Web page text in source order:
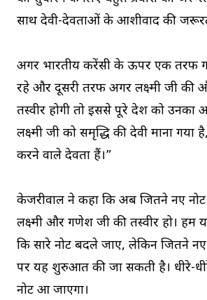
साथ देवी-देवताओं के आशीर्वाद की
अगर भारतीय करेंसी के ऊपर एक तरफ
रहे और दूसरी तरफ अगर लक्ष्मी जी की
तस्वीर होगी तो इससे पूरे देश को उनका
लक्ष्मी जी को समृद्धि की देवी माना गया
करने वाले देवता हैं।”
केजरीवाल ने कहा कि अब जितने नए
लक्ष्मी और गणेश जी की तस्वीर हो। हम
कि सारे नोट बदले जाए, लेकिन जितने
पर यह शुरुआत की जा सकती है। धीरे-
नोट आ जाएगा।